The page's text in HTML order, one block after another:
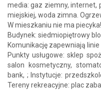
media: gaz ziemny, internet,
miejskiej, woda zimna.
W mieszkaniu nie ma piecyka!
Budynek: siedmiopiętrowy
Komunikację zapewniają linie
Punkty usługowe: sklep
salon kosmetyczny,
bank, ; Instytucje:
Tereny rekreacyjne: plac